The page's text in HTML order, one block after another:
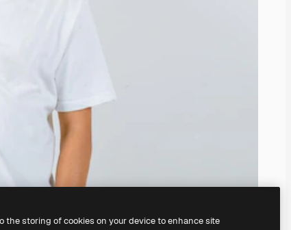
the storing of cookies on your device to enhance site